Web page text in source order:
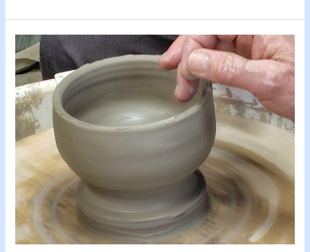
抹
茶
茶
碗
づ
く
り
Sapporo
Hokkaido